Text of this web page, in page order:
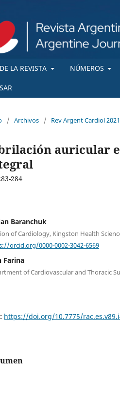
LA REVISTA NÚMEROS
/ Archivos / Rev Argent Cardiol
auricular
284
Baranchuk
of Cardiology, Kingston Health
orcid.org/0000-0002-3042-6569
Farina
of Cardiovascular and Thoracic
https://doi.org/10.7775/